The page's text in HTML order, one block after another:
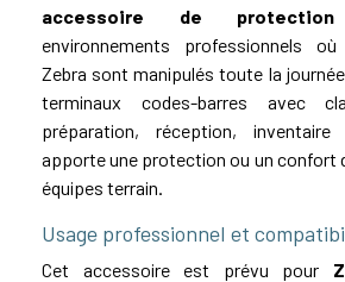
accessoire de protection
environnements professionnels
Zebra sont manipulés toute la
terminaux codes-barres avec
préparation, réception,
apporte une protection ou un confort
équipes terrain.
Usage professionnel et
Cet accessoire est prévu pour